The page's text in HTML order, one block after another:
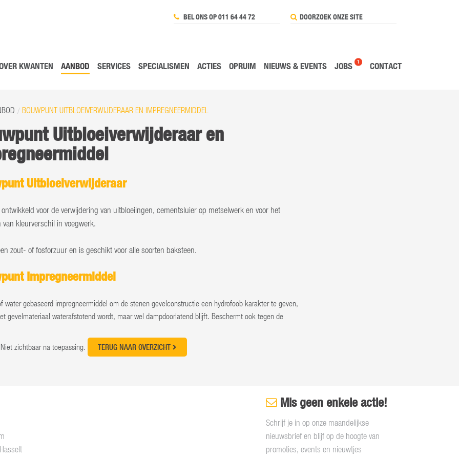
BEL ONS OP 011 64 44 72
KWANTEN AANBOD SERVICES SPECIALISMEN ACTIES OPRUIM NIEUWS & EVENTS JOBS 1 CONTACT
BOUWPUNT UITBLOEIVERWIJDERAAR EN IMPREGNEERMIDDEL
Uitbloeiverwijderaar en
Uitbloeiverwijderaar
ontwikkeld voor de verwijdering van uitbloeiingen, cementsluier op metselwerk en voor het
van kleurverschil in voegwerk.
zout- of fosforzuur en is geschikt voor alle soorten baksteen.
Impregneermiddel
water gebaseerd impregneermiddel om de stenen gevelconstructie een hydrofoob karakter te geven,
gevelmateriaal waterafstotend wordt, maar wel dampdoorlatend blijft. Beschermt ook tegen de
zichtbaar na toepassing. TERUG NAAR OVERZICHT
Mis geen enkele actie!
Schrijf je in op onze maandelijkse
nieuwsbrief en blijf op de hoogte van
promoties, events en nieuwtjes